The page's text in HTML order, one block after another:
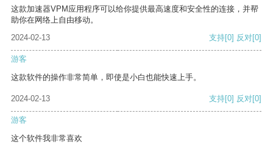
这款加速器VPM应用程序可以给你提供最高速度和安全性的连接，并帮
助你在网络上自由移动。
2024-02-13
支持[0] 反对[0]
游客
这款软件的操作非常简单，即使是小白也能快速上手。
2024-02-13 支持[0] 反对[0]
游客
这个软件我非常喜欢